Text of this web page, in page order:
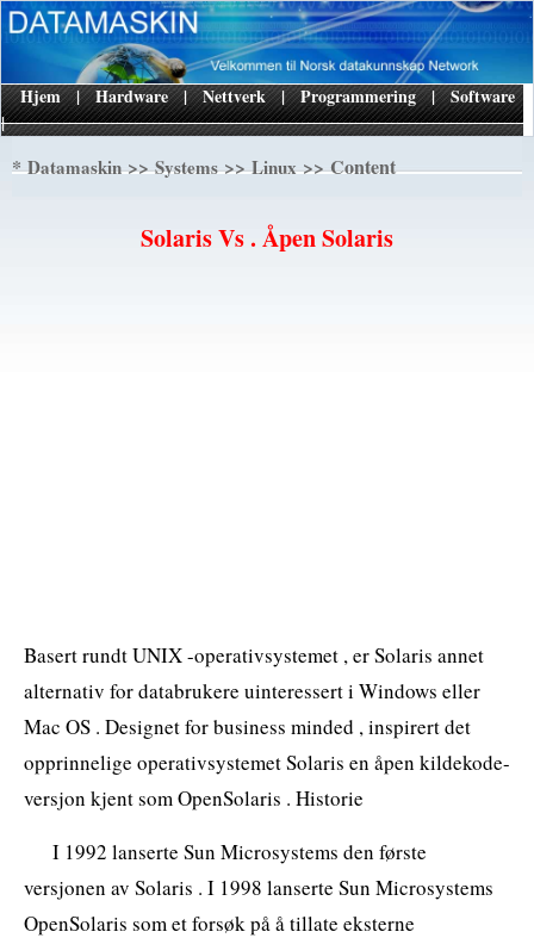
|
Hjem | Hardware | Nettverk | Programmering | Software
*Datamaskin>>Systems>>Linux>> Content
Solaris Vs . Åpen Solaris
Basert rundt UNIX -operativsystemet , er Solaris annet
alternativ for databrukere uinteressert i Windows eller
Mac OS . Designet for business minded , inspirert det
opprinnelige operativsystemet Solaris en åpen kildekode-
versjon kjent som OpenSolaris . Historie
I 1992 lanserte Sun Microsystems den første
versjonen av Solaris . I 1998 lanserte Sun Microsystems
OpenSolaris som et forsøk på å tillate eksterne